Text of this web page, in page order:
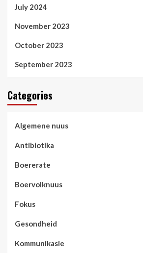
July 2024
November 2023
October 2023
September 2023
Categories
Algemene nuus
Antibiotika
Boererate
Boervolknuus
Fokus
Gesondheid
Kommunikasie